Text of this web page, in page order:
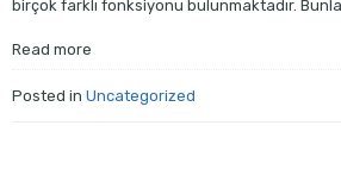
birçok farklı fonksiyonu bulunmaktadır.
Read more
Posted in Uncategorized